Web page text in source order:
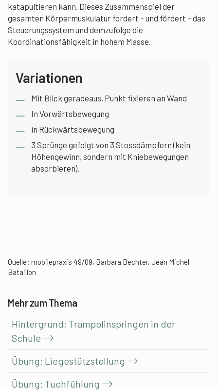
katapultieren kann. Dieses Zusammenspiel der
gesamten Körpermuskulatur fordert – und fördert – das
Steuerungssystem und demzufolge die
Koordinationsfähigkeit in hohem Masse.
Variationen
Mit Blick geradeaus, Punkt fixieren an Wand
In Vorwärtsbewegung
in Rückwärtsbewegung
3 Sprünge gefolgt von 3 Stossdämpfern (kein
Höhengewinn, sondern mit Kniebewegungen
absorbieren).
Quelle: mobilepraxis 49/09, Barbara Bechter, Jean Michel
Bataillon
Mehr zum Thema
Hintergrund: Trampolinspringen in der
Schule
Übung: Liegestützstellung
Übung: Tuchfühlung